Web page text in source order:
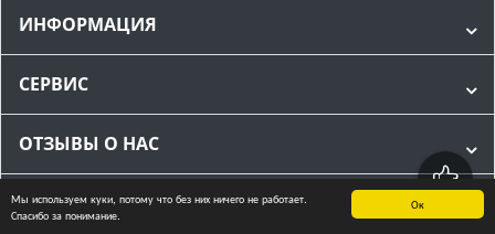
Ок
Мы используем куки, потому что без них ничего не работает.
Спасибо за понимание.
ИНФОРМАЦИЯ
СЕРВИС
ОТЗЫВЫ О НАС
МЫ В СОЦИАЛЬНЫХ СЕТЯХ